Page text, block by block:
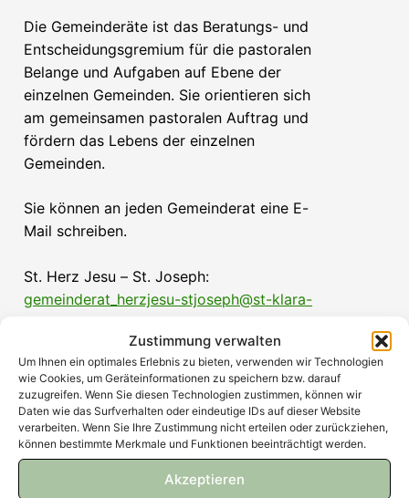
Zustimmung verwalten
Um Ihnen ein optimales Erlebnis zu bieten, verwenden wir Technologien
wie Cookies, um Geräteinformationen zu speichern bzw. darauf
zuzugreifen. Wenn Sie diesen Technologien zustimmen, können wir
Daten wie das Surfverhalten oder eindeutige IDs auf dieser Website
verarbeiten. Wenn Sie Ihre Zustimmung nicht erteilen oder zurückziehen,
können bestimmte Merkmale und Funktionen beeinträchtigt werden.
Akzeptieren
Die Gemeinderäte ist das Beratungs- und
Entscheidungsgremium für die pastoralen
Belange und Aufgaben auf Ebene der
einzelnen Gemeinden. Sie orientieren sich
am gemeinsamen pastoralen Auftrag und
fördern das Lebens der einzelnen
Gemeinden.
Sie können an jeden Gemeinderat eine E-
Mail schreiben.
St. Herz Jesu – St. Joseph:
gemeinderat_herzjesu-stjoseph@st-klara-
St. Marien Maternitas:
gemeinderat_stmarienmaterinitas@st-klara-
berlin.de
St. Bernhard – Allerheiligen:
gemeinderat_stbernhard-allerheiligen@st-
klara-berlin.de
gemeinderat_stmarien@st-klara-